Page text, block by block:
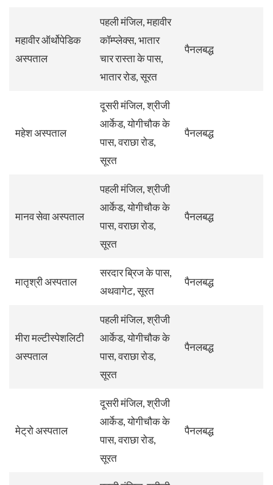
महावीर ऑर्थोपेडिक
अस्पताल
पहली मंजिल, महावीर
कॉम्प्लेक्स, भातार
चार रास्ता के पास,
भातार रोड, सूरत
पैनलबद्ध
महेश अस्पताल
दूसरी मंजिल, श्रीजी
आर्केड, योगीचौक के
पास, वराछा रोड,
सूरत
पैनलबद्ध
मानव सेवा अस्पताल
पहली मंजिल, श्रीजी
आर्केड, योगीचौक के
पास, वराछा रोड,
सूरत
पैनलबद्ध
मातृश्री अस्पताल
सरदार ब्रिज के पास,
अथवागेट, सूरत
पैनलबद्ध
मीरा मल्टीस्पेशलिटी
अस्पताल
पहली मंजिल, श्रीजी
आर्केड, योगीचौक के
पास, वराछा रोड,
सूरत
पैनलबद्ध
मेट्रो अस्पताल
दूसरी मंजिल, श्रीजी
आर्केड, योगीचौक के
पास, वराछा रोड,
सूरत
पैनलबद्ध